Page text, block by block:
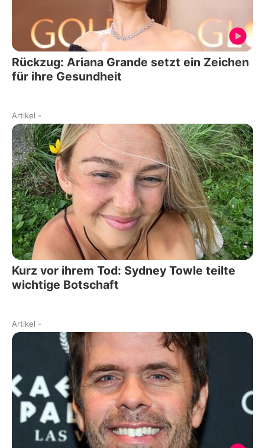
Rückzug: Ariana Grande setzt ein Zeichen
für ihre Gesundheit
Artikel -
Kurz vor ihrem Tod: Sydney Towle teilte
wichtige Botschaft
Artikel -